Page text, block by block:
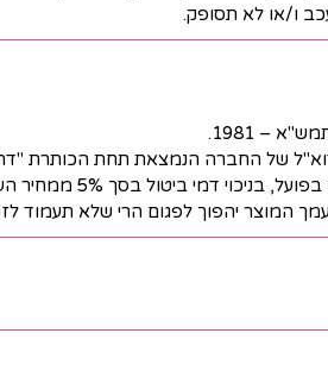
ו/או לא תסופק.
– 1981.
העסקה או בסך 100 ₪ - הנמוך מבניהם.
המוצר יהפוך לפגום הרי שלא תעמוד